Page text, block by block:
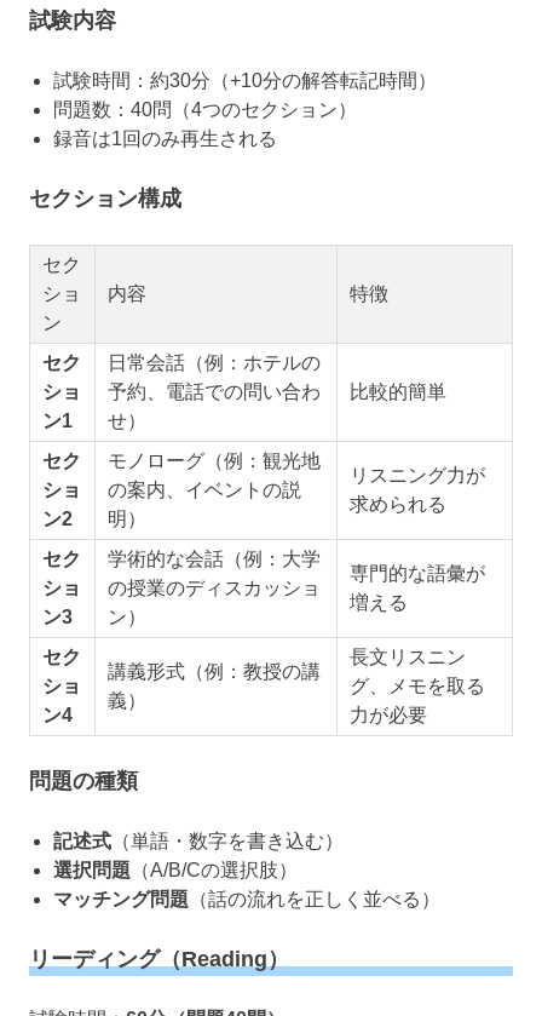
試験内容
試験時間：約30分（+10分の解答転記時間）
問題数：40問（4つのセクション）
録音は1回のみ再生される
セクション構成
セク
ショ
ン
内容 特徴
セク
ショ
ン1
日常会話（例：ホテルの
予約、電話での問い合わ
せ）
比較的簡単
セク
ショ
ン2
モノローグ（例：観光地
の案内、イベントの説
明）
リスニング力が
求められる
セク
ショ
ン3
学術的な会話（例：大学
の授業のディスカッショ
ン）
専門的な語彙が
増える
セク
ショ
ン4
講義形式（例：教授の講
義）
長文リスニン
グ、メモを取る
力が必要
問題の種類
記述式 （単語・数字を書き込む）
選択問題 （A/B/Cの選択肢）
マッチング問題 （話の流れを正しく並べる）
リーディング（Reading）